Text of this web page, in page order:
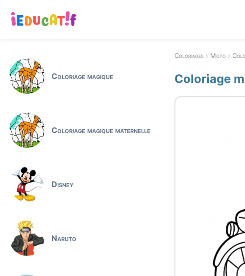
Coloriage magique
Coloriage magique maternelle
Disney
Naruto
Coloriages Moto
Coloriage